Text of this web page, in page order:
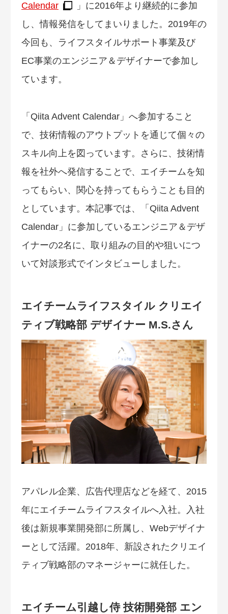
Calendar
」に2016年より継続的に参加
し、情報発信をしてまいりました。2019年の
今回も、ライフスタイルサポート事業及び
EC事業のエンジニア＆デザイナーで参加し
ています。
「Qiita Advent Calendar」へ参加すること
で、技術情報のアウトプットを通じて個々の
スキル向上を図っています。さらに、技術情
報を社外へ発信することで、エイチームを知
ってもらい、関心を持ってもらうことも目的
としています。本記事では、「Qiita Advent
Calendar」に参加しているエンジニア＆デザ
イナーの2名に、取り組みの目的や狙いにつ
いて対談形式でインタビューしました。
エイチームライフスタイル クリエイ
ティブ戦略部 デザイナー M.S.さん
アパレル企業、広告代理店などを経て、2015
年にエイチームライフスタイルへ入社。入社
後は新規事業開発部に所属し、Webデザイナ
ーとして活躍。2018年、新設されたクリエイ
ティブ戦略部のマネージャーに就任した。
エイチーム引越し侍 技術開発部 エン